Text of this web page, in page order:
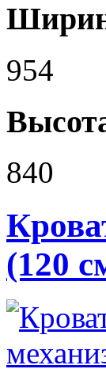
954
840
(120